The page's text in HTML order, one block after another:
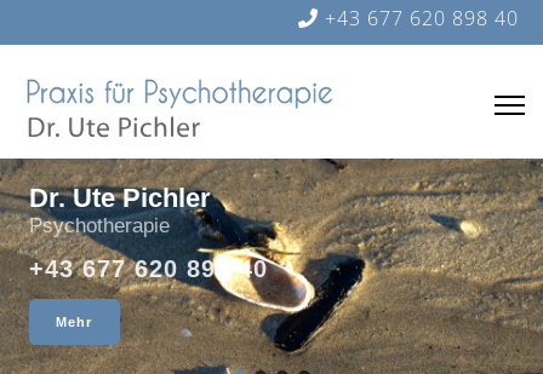
+43 677 620 898 40
Dr. Ute Pichler
Psychotherapie
+43 677 620 898 40
Mehr